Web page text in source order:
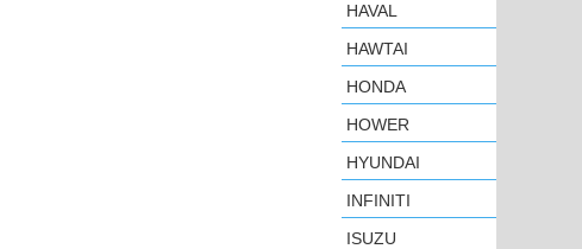
HAVAL
HAWTAI
HONDA
HOWER
HYUNDAI
INFINITI
ISUZU